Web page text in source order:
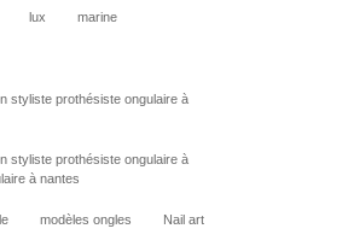
lux marine
styliste prothésiste ongulaire à
styliste prothésiste ongulaire à
à nantes
modèles ongles Nail art